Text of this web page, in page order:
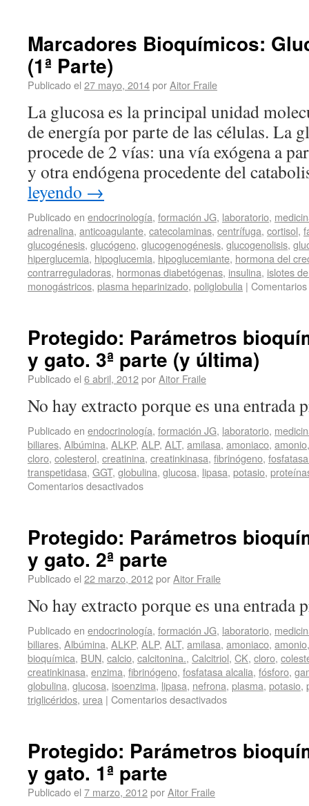
Marcadores Bioquímicos:
(1ª Parte)
Publicado el 27 mayo, 2014porAitor Fraile
La glucosa es la principal unidad
de energía por parte de las células. La
procede de 2 vías: una vía exógena a
y otra endógena procedente del
leyendo →
Publicado en endocrinología, formación JG, laboratorio,
adrenalina, anticoagulante, catecolaminas, centrífuga, cortisol,
glucogénesis, glucógeno, glucogenogénesis, glucogenolisis,
hiperglucemia, hipoglucemia, hipoglucemiante, hormona del
contrarreguladoras, hormonas diabetógenas, insulina, islotes
monogástricos, plasma heparinizado, poliglobulia |
Protegido: Parámetros
y gato. 3ª parte (y última)
Publicado el 6 abril, 2012porAitor Fraile
No hay extracto porque es una entrada
Publicado en endocrinología, formación JG, laboratorio,
biliares, Albúmina, ALKP, ALP, ALT, amilasa, amoniaco, amonio
cloro, colesterol, creatinina, creatinkinasa, fibrinógeno,
transpetidasa, GGT, globulina, glucosa, lipasa, potasio,
Comentarios desactivados
Protegido: Parámetros
y gato. 2ª parte
Publicado el 22 marzo, 2012porAitor Fraile
No hay extracto porque es una entrada
Publicado en endocrinología, formación JG, laboratorio,
biliares, Albúmina, ALKP, ALP, ALT, amilasa, amoniaco, amonio
bioquímica, BUN, calcio, calcitonina., Calcitriol, CK, cloro,
creatinkinasa, enzima, fibrinógeno, fosfatasa alcalia, fósforo,
globulina, glucosa, isoenzima, lipasa, nefrona, plasma, potasio,
triglicéridos, urea | Comentarios desactivados
Protegido: Parámetros
y gato. 1ª parte
Publicado el 7 marzo, 2012porAitor Fraile